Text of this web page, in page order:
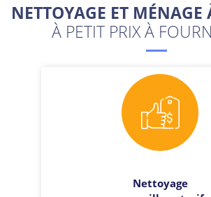
NETTOYAGE ET
À PETIT PRIX À
Nettoyage